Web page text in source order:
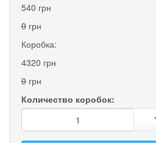
540 грн
0 грн
Коробка:
4320 грн
0 грн
Количество коробок: